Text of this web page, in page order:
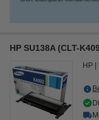
HP SU138A (CLT-
HP